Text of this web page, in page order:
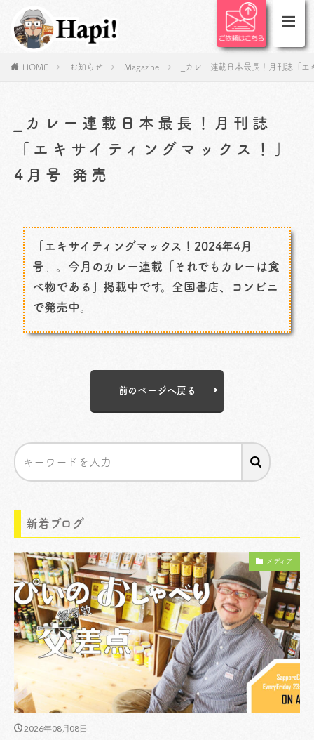
HOME お知らせ Magazine _カレー連載日本最長！月刊誌「
_カレー連載日本最長！月刊誌
「エキサイティングマックス！」
4月号 発売
「エキサイティングマックス！2024年4月
号」。今月のカレー連載「それでもカレーは食
べ物である」掲載中です。全国書店、コンビニ
で発売中。
前のページへ戻る
新着ブログ
メディア
2026年08月08日